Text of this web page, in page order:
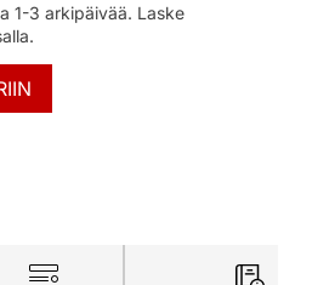
1-3 arkipäivää. Laske